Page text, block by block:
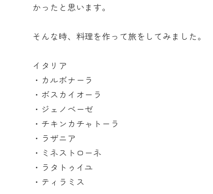
かったと思います。
そんな時、料理を作って旅をしてみました。
イタリア
・カルボナーラ
・ボスカイオーラ
・ジェノベーゼ
・チキンカチャトーラ
・ラザニア
・ミネストローネ
・ラタトゥイユ
・ティラミス